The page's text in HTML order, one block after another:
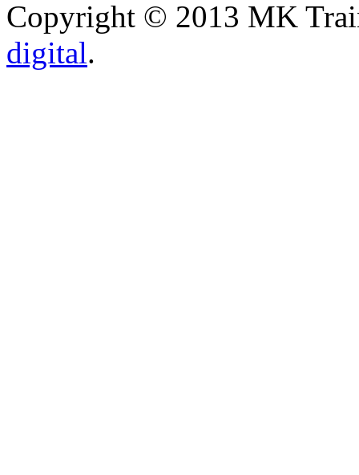
Copyright © 2013 MK
digital.